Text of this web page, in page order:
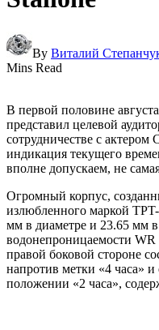
By Виталий
Mins Read
В первой половине
представил целевой
сотрудничестве с
индикация текущего
вполне допускаем, не
Огромный корпус,
излюбленного маркой
мм в диаметре и 23.65 мм
водонепроницаемости WR
правой боковой стороне
напротив метки «4 часа»
положении «2 часа»,